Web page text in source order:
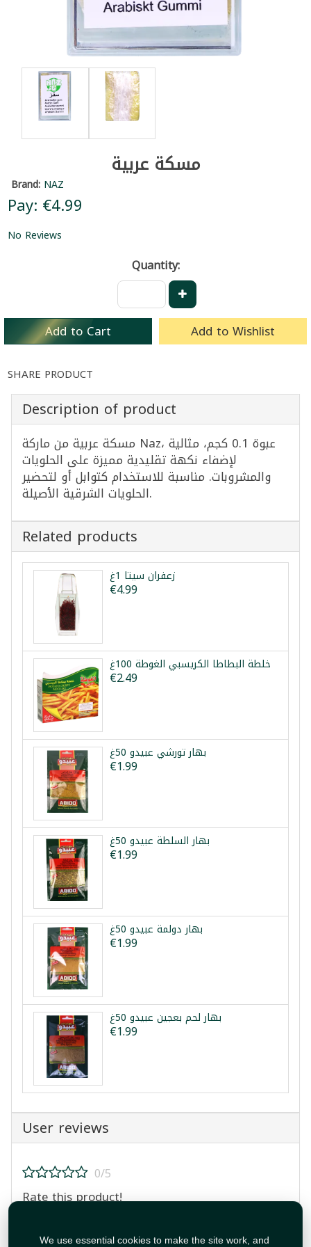
We use essential cookies to make the site work, and
مسكة عربية
Brand: NAZ
Pay: €4.99
No Reviews
Quantity:
Add to Cart Add to Wishlist
SHARE PRODUCT
Description of product
مسكة عربية من ماركة Naz، عبوة 0.1 كجم، مثالية
لإضفاء نكهة تقليدية مميزة على الحلويات
والمشروبات. مناسبة للاستخدام كتوابل أو لتحضير
الحلويات الشرقية الأصيلة.
Related products
زعفران سيتا 1غ
€4.99
خلطة البطاطا الكريسبي الغوطة 100غ
€2.49
بهار تورشي عبيدو 50غ
€1.99
بهار السلطة عبيدو 50غ
€1.99
بهار دولمة عبيدو 50غ
€1.99
بهار لحم بعجين عبيدو 50غ
€1.99
User reviews
0/5
Rate this product!